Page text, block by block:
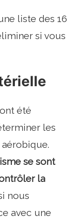
liste des 16
si vous
été
les
se sont
la
nous
avec une